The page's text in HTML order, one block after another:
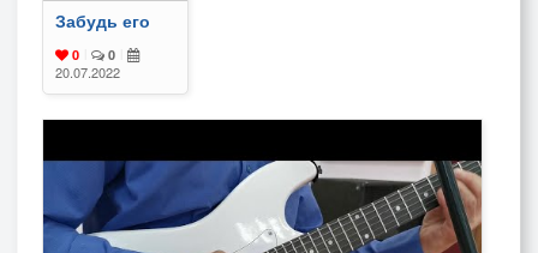
Забудь его
0 0
20.07.2022